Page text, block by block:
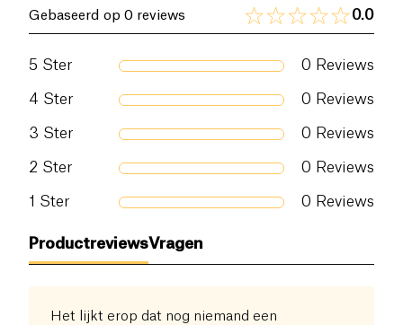
Gebaseerd op 0 reviews 0.0
5 Ster 0 Reviews
4 Ster 0 Reviews
3 Ster 0 Reviews
2 Ster 0 Reviews
1 Ster 0 Reviews
ProductreviewsVragen
Het lijkt erop dat nog niemand een